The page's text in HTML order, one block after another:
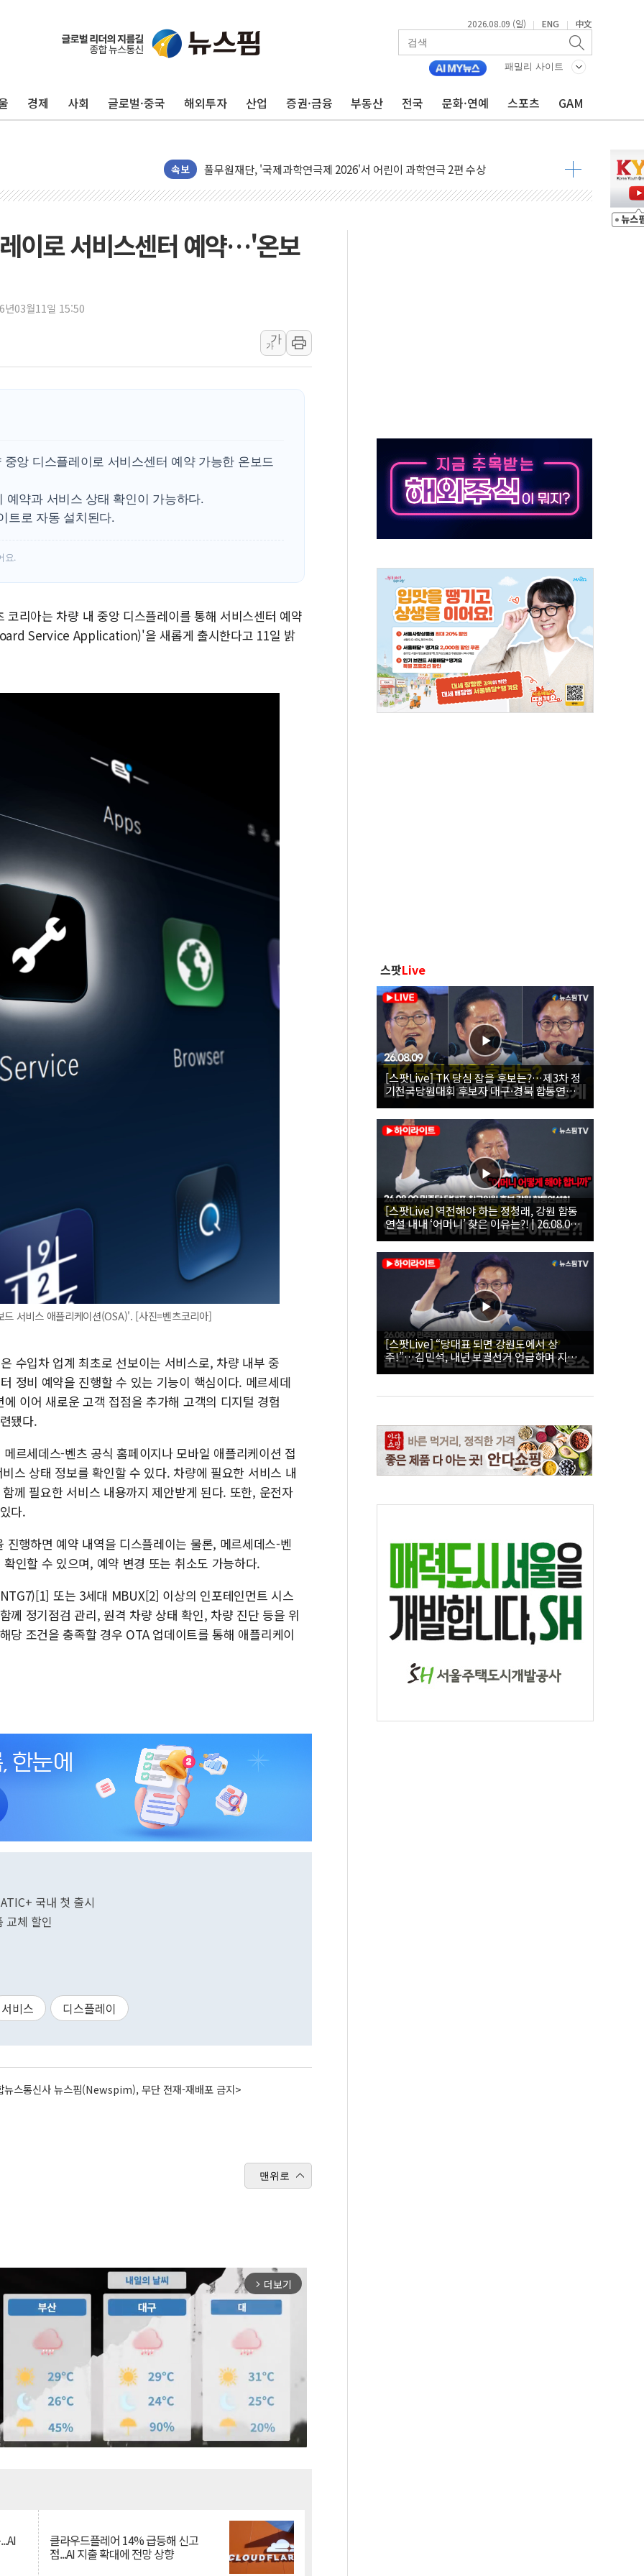
2026.08.09 (일) | ENG | 中文
패밀리 사이트
경제 사회 글로벌·중국 해외투자 산업 증권·금융 부동산 전국 문화·연예 스포츠 GAM
속보
인천시 광복절 현수막 '태극기 거꾸로' 논란…이틀만에 철거
병무청, 보충역 전면 손질… 예술·체육요원 최대 33% 감축
윤준병·이해민 의원, '정부 특사'로 콜롬비아 대통령 취임식 참석
'호우·산사태 주의보' 울진 시간당 30mm 강한 비...호우 피해 없어
풀무원재단, '국제과학연극제 2026'서 어린이 과학연극 2편 수상
현대그린푸드 '텍사스로드하우스' 잠실점, 직장인 핫플레이스로 부상
경인고속도로서 차량 4대 연쇄 추돌…7세 남아 등 4명 부상
"AI가 먼저 알아채고 고친다"…LG유플러스, AI 홈네트워크 구현 첫발
한수원 "폭염 속 전력수급 이상무"…김회천 사장, 원전 현장점검
박형수 의원 '선관위 견제·감독 강화' 2개 법 대표 발의
이로 서비스센터 예약…'온보
년03월11일 15:50
가
가
앙 디스플레이로 서비스센터 예약 가능한 온보드
약과 서비스 상태 확인이 가능하다.
트로 자동 설치된다.
요.
리아는 차량 내 중앙 디스플레이를 통해 서비스센터 예약
Service Application)'을 새롭게 출시한다고 11일 밝
서비스 애플리케이션(OSA)'. [사진=벤츠코리아]
수입차 업계 최초로 선보이는 서비스로, 차량 내부 중
정비 예약을 진행할 수 있는 기능이 핵심이다. 메르세데
이어 새로운 고객 접점을 추가해 고객의 디지털 경험
됐다.
르세데스-벤츠 공식 홈페이지나 모바일 애플리케이션 접
스 상태 정보를 확인할 수 있다. 차량에 필요한 서비스 내
께 필요한 서비스 내용까지 제안받게 된다. 또한, 운전자
다.
행하면 예약 내역을 디스플레이는 물론, 메르세데스-벤
인할 수 있으며, 예약 변경 또는 취소도 가능하다.
또는 3세대 MBUX[2] 이상의 인포테인먼트 시스
께 정기점검 관리, 원격 차량 상태 확인, 차량 진단 등을 위
당 조건을 충족할 경우 OTA 업데이트를 통해 애플리케이
국내 첫 출시
교체 할인
서비스 디스플레이
뉴스통신사 뉴스핌(Newspim), 무단 전재-재배포 금지>
맨위로
arrow_forward_ios 더보기
클라우드플레어 14% 급등해 신고
점...AI 지출 확대에 전망 상향
스팟Live
[스팟Live] TK 당심 잡을 후보는?…제3차 정
기전국당원대회 후보자 대구·경북 합동연설
회 생중계 | 26.08.09
[스팟Live] 역전해야 하는 정청래, 강원 합동
연설 내내 ‘어머니’ 찾은 이유는?! | 26.08.09
더불어민주당 당대표·최고위원 후보 강원 합
동연설회
[스팟Live] “당대표 되면 강원도에서 상
주!”…김민석, 내년 보궐선거 언급하며 지지
호소 | 26.08.09 더불어민주당 당대표·최고위